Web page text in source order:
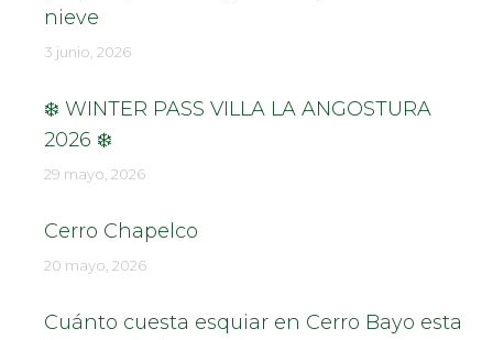
nieve
3 junio, 2026
❄️ WINTER PASS VILLA LA ANGOSTURA
2026 ❄️
29 mayo, 2026
Cerro Chapelco
20 mayo, 2026
Cuánto cuesta esquiar en Cerro Bayo esta